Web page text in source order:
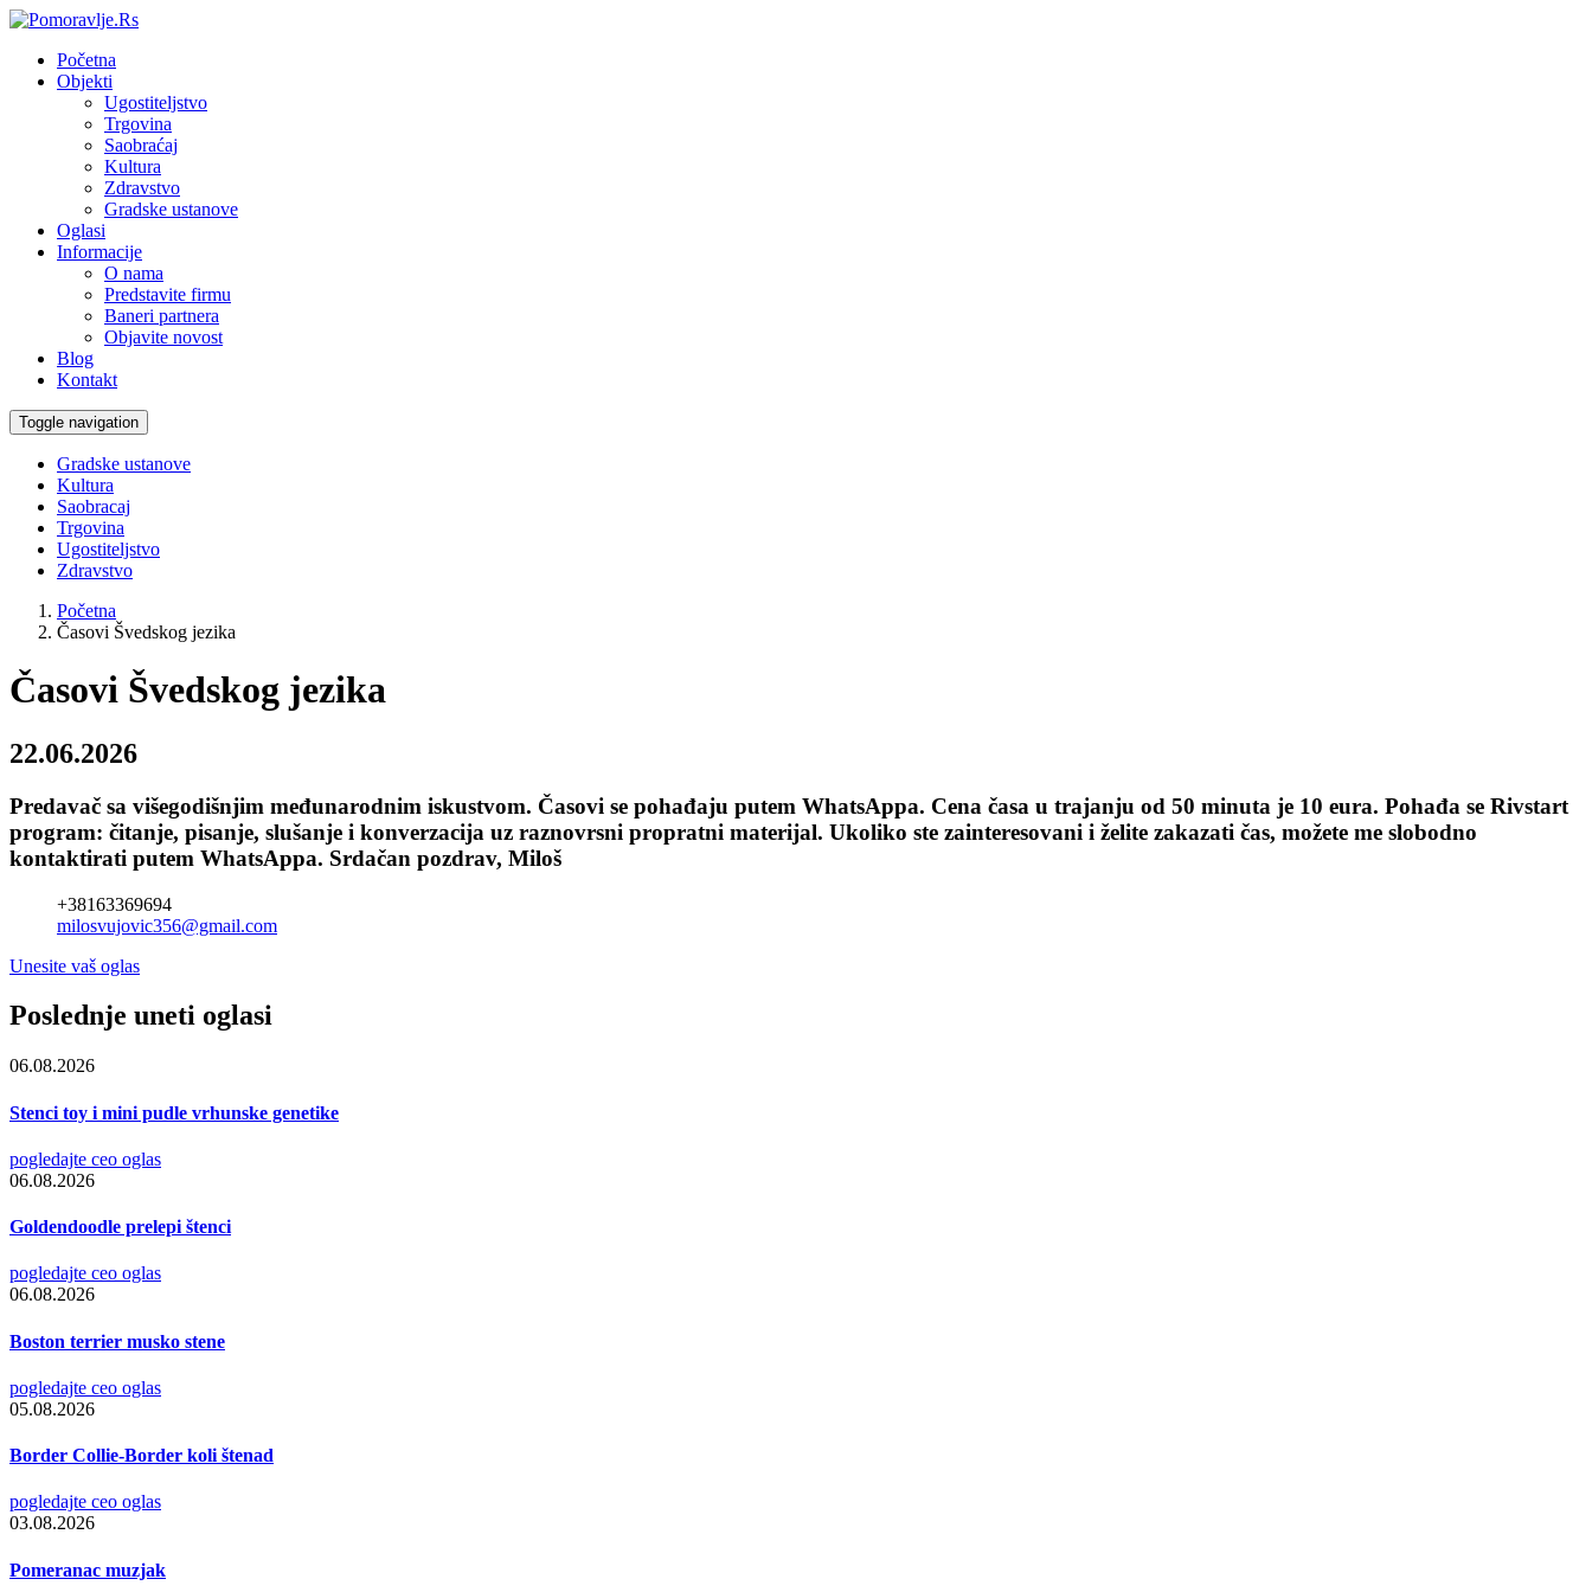
Početna
Objekti
Ugostiteljstvo
Trgovina
Saobraćaj
Kultura
Zdravstvo
Gradske ustanove
Oglasi
Informacije
O nama
Predstavite firmu
Baneri partnera
Objavite novost
Blog
Kontakt
Toggle navigation
Gradske ustanove
Kultura
Saobracaj
Trgovina
Ugostiteljstvo
Zdravstvo
Početna
Časovi Švedskog jezika
Časovi Švedskog jezika
22.06.2026
Predavač sa višegodišnjim međunarodnim iskustvom. Časovi se pohađaju putem WhatsAppa. Cena časa u trajanju od 50 minuta je 10 eura. Pohađa se Rivstart
program: čitanje, pisanje, slušanje i konverzacija uz raznovrsni propratni materijal. Ukoliko ste zainteresovani i želite zakazati čas, možete me slobodno
kontaktirati putem WhatsAppa. Srdačan pozdrav, Miloš
+38163369694
milosvujovic356@gmail.com
Unesite vaš oglas
Poslednje uneti oglasi
06.08.2026
Stenci toy i mini pudle vrhunske genetike
pogledajte ceo oglas
06.08.2026
Goldendoodle prelepi štenci
pogledajte ceo oglas
06.08.2026
Boston terrier musko stene
pogledajte ceo oglas
05.08.2026
Border Collie-Border koli štenad
pogledajte ceo oglas
03.08.2026
Pomeranac muzjak